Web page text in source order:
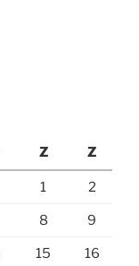
Z Z
1 2
8 9
15 16